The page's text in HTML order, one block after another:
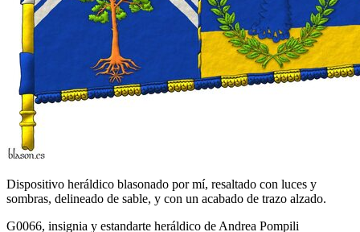
Dispositivo heráldico blasonado por mí, resaltado con luces y
sombras, delineado de sable, y con un acabado de trazo alzado.
G0066, insignia y estandarte heráldico de Andrea Pompili